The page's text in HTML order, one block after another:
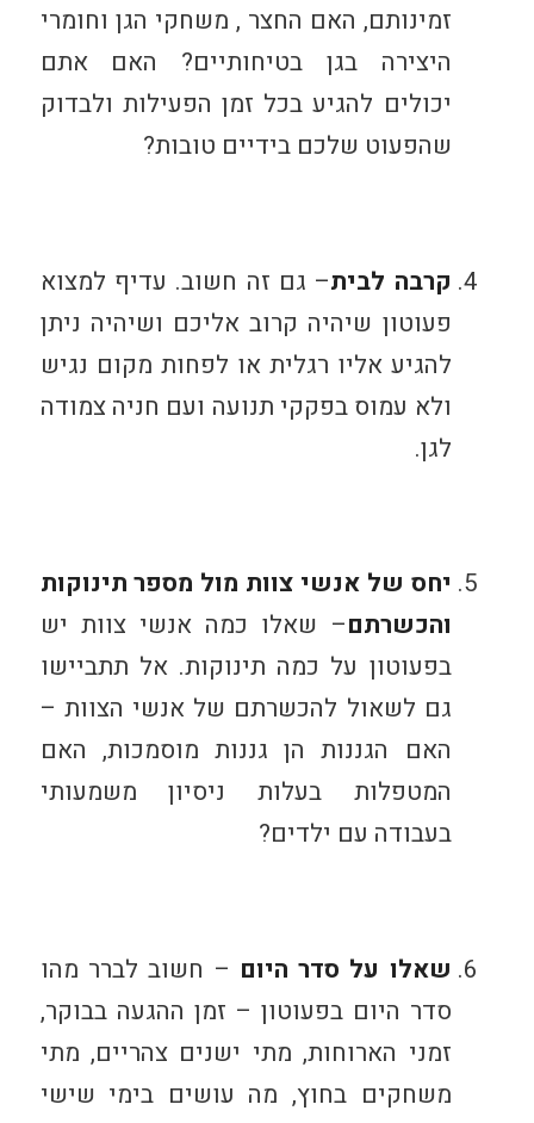
זמינותם, האם החצר , משחקי הגן וחומרי
היצירה בגן בטיחותיים? האם אתם
יכולים להגיע בכל זמן הפעילות ולבדוק
שהפעוט שלכם בידיים טובות?
קרבה לבית– גם זה חשוב. עדיף למצוא
פעוטון שיהיה קרוב אליכם ושיהיה ניתן
להגיע אליו רגלית או לפחות מקום נגיש
ולא עמוס בפקקי תנועה ועם חניה צמודה
לגן.
יחס של אנשי צוות מול מספר תינוקות
והכשרתם– שאלו כמה אנשי צוות יש
בפעוטון על כמה תינוקות. אל תתביישו
גם לשאול להכשרתם של אנשי הצוות –
האם הגננות הן גננות מוסמכות, האם
המטפלות בעלות ניסיון משמעותי
בעבודה עם ילדים?
שאלו על סדר היום – חשוב לברר מהו
סדר היום בפעוטון – זמן ההגעה בבוקר,
זמני הארוחות, מתי ישנים צהריים, מתי
משחקים בחוץ, מה עושים בימי שישי